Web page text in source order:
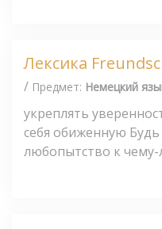
Лексика
/ Предмет: Немецкий
укреплять
себя обиженную
любопытство к